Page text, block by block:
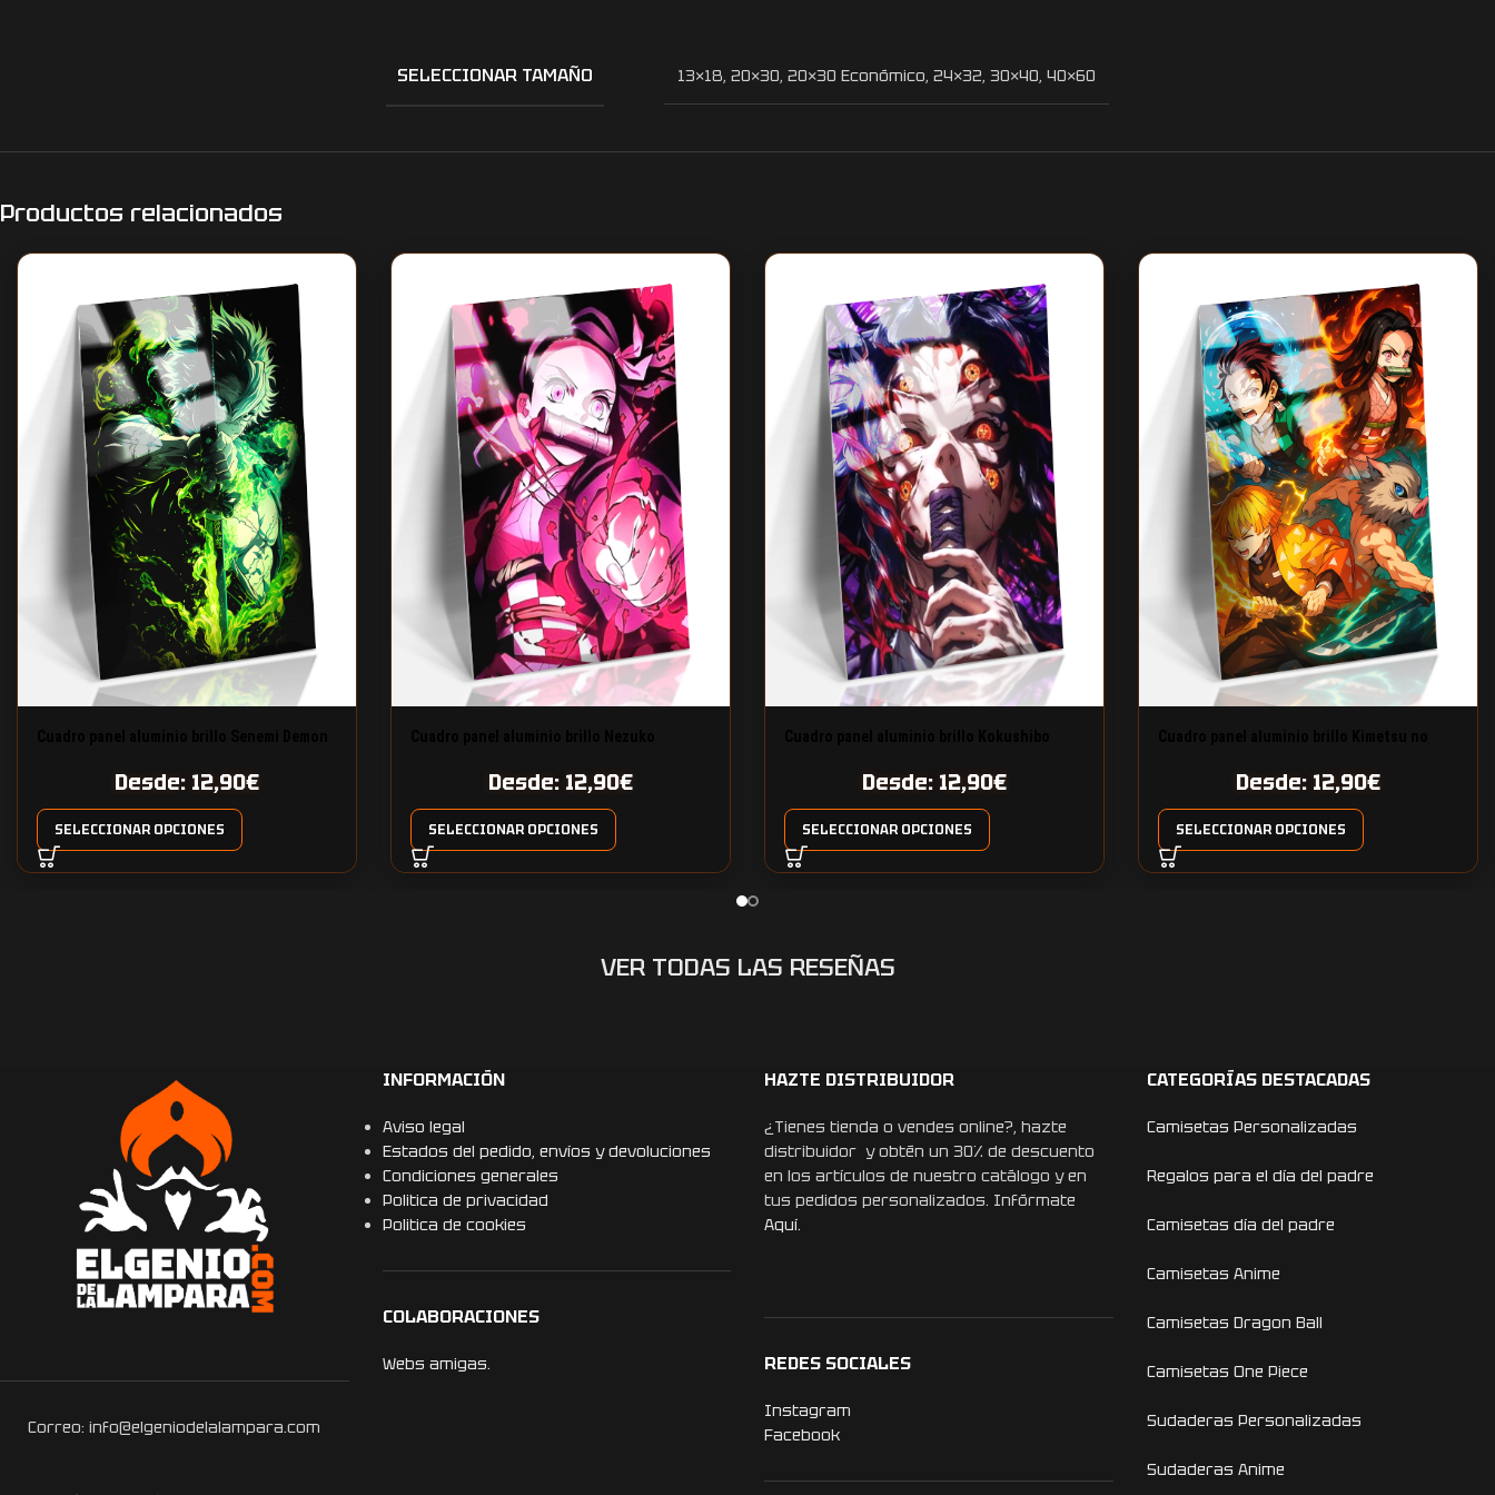
SELECCIONAR TAMAÑO 13×18, 20×30, 20×30 Económico, 24×32, 30×40, 40×60
Productos relacionados
Desde: 12,90€
SELECCIONAR OPCIONES
Desde: 12,90€
SELECCIONAR OPCIONES
Desde: 12,90€
SELECCIONAR OPCIONES
Desde: 12,90€
SELECCIONAR OPCIONES
VER TODAS LAS RESEÑAS
Correo: info@elgeniodelalampara.com
INFORMACIÓN
Aviso legal
Estados del pedido, envíos y devoluciones
Condiciones generales
Politica de privacidad
Politica de cookies
COLABORACIONES
Webs amigas.
HAZTE DISTRIBUIDOR
¿Tienes tienda o vendes online?, hazte
distribuidor y obtén un 30% de descuento
en los artículos de nuestro catálogo y en
tus pedidos personalizados. Infórmate
Aquí.
REDES SOCIALES
Instagram
Facebook
CATEGORÍAS DESTACADAS
Camisetas Personalizadas
Regalos para el día del padre
Camisetas día del padre
Camisetas Anime
Camisetas Dragon Ball
Camisetas One Piece
Sudaderas Personalizadas
Sudaderas Anime